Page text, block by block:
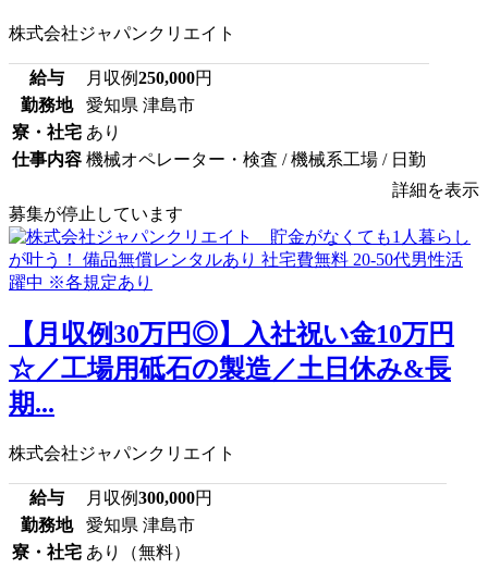
株式会社ジャパンクリエイト
給与 月収例250,000円
勤務地
愛知県 津島市
寮・社宅 あり
仕事内容 機械オペレーター・検査 / 機械系工場 / 日勤
詳細を表示
募集が停止しています
【月収例30万円◎】入社祝い金10万円
☆／工場用砥石の製造／土日休み&長
期...
株式会社ジャパンクリエイト
給与 月収例300,000円
勤務地
愛知県 津島市
寮・社宅 あり（無料）